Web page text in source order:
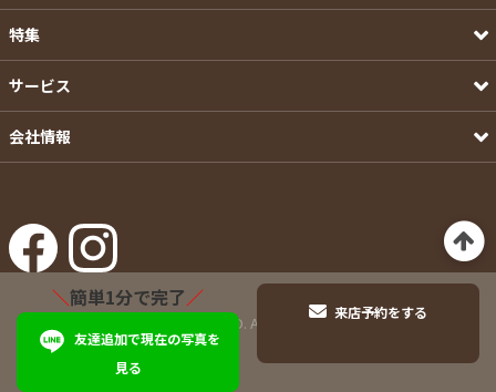
特集
サービス
会社情報
©Pets-first CO.,LTD. All Rights Reserved.
＼簡単1分で完了／
友達追加で現在の写真を
見る
来店予約をする